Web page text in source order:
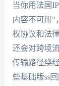
当你用法国
内容不可用"
权协议和法
还会对跨境
传输路径绕
些基础版ss